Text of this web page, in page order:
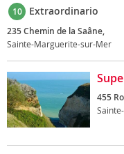
10 Extraordinario
235 Chemin de la Saâne,
Sainte-Marguerite-sur-Mer
455